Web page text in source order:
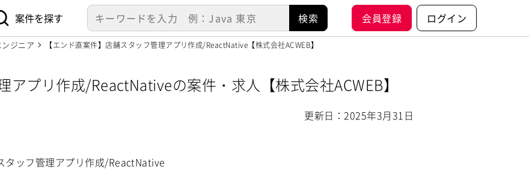
案件を探す 会員登録 ログイン
ジニア 【エンド直案件】店舗スタッフ管理アプリ作成/ReactNative【株式会社ACWEB】
アプリ作成/ReactNativeの案件・求人【株式会社ACWEB】
更新日：2025年3月31日
タッフ管理アプリ作成/ReactNative